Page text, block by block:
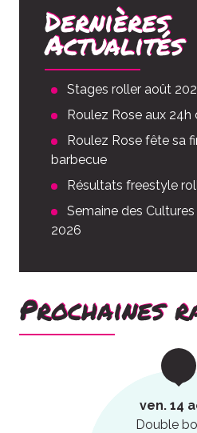
Dernières
Actualités
Stages roller août
Roulez Rose aux 24h
Roulez Rose fête sa
barbecue
Résultats freestyle
Semaine des
2026
Prochaines
ven. 14
Double